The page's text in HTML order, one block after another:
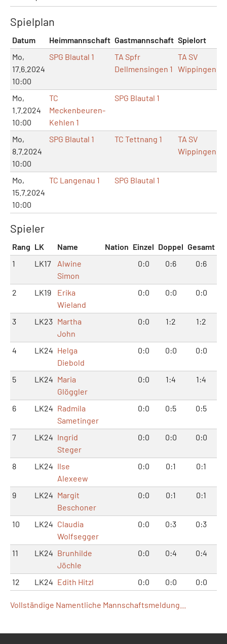
Spielplan
Datum Heimmannschaft Gastmannschaft Spielort
Mo,
17.6.2024
10:00
SPG Blautal 1
TA Spfr
Dellmensingen 1
TA SV
Wippingen
Mo,
1.7.2024
10:00
TC
Meckenbeuren-
Kehlen 1
SPG Blautal 1
Mo,
8.7.2024
10:00
SPG Blautal 1 TC Tettnang 1
TA SV
Wippingen
Mo,
15.7.2024
10:00
TC Langenau 1 SPG Blautal 1
Spieler
Rang LK Name Nation Einzel Doppel Gesamt
1
LK17
Alwine
Simon
0:0 0:6 0:6
2 LK19
Erika
Wieland
0:0 0:0 0:0
3 LK23 Martha
John
0:0 1:2 1:2
4 LK24 Helga
Diebold
0:0 0:0 0:0
5 LK24 Maria
Glöggler
0:0 1:4 1:4
6 LK24 Radmila
Sametinger
0:0 0:5 0:5
7 LK24 Ingrid
Steger
0:0 0:0 0:0
8 LK24 Ilse
Alexeew
0:0 0:1 0:1
9 LK24 Margit
Beschoner
0:0 0:1 0:1
10 LK24 Claudia
Wolfsegger
0:0 0:3 0:3
11 LK24 Brunhilde
Jöchle
0:0 0:4 0:4
12 LK24 Edith Hitzl 0:0 0:0 0:0
Vollständige Namentliche Mannschaftsmeldung...